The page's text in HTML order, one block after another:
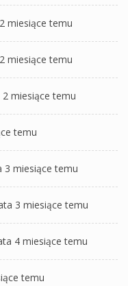
miesiące temu
miesiące temu
2 miesiące temu
temu
3 miesiące temu
3 miesiące temu
4 miesiące temu
temu